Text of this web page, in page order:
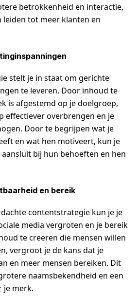
betrokkenheid en interactie,
tot meer klanten en
stelt je in staat om gerichte
te leveren. Door inhoud te
is afgestemd op je doelgroep,
effectiever overbrengen en je
Door te begrijpen wat je
en wat hen motiveert, kun je
bij hun behoeften en hen
en bereik
contentstrategie kun je je
media vergroten en je bereik
te creëren die mensen willen
vergroot je de kans dat je
en meer mensen bereiken. Dit
naamsbekendheid en een
je merk.